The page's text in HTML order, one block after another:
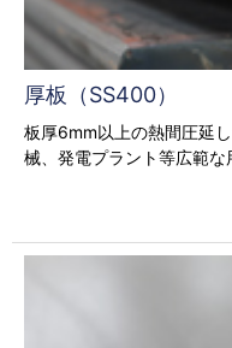
厚板（SS400）
板厚6mm以上の熱間圧延
械、発電プラント等広範な